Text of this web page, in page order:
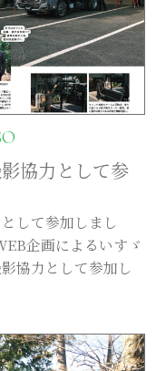
協力として参
して参加しまし
企画によるいすゞ
協力として参加し